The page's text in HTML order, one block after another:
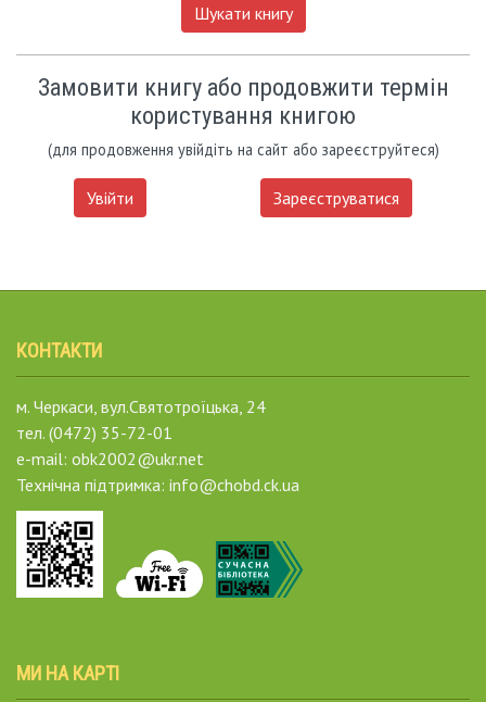
Шукати книгу
Замовити книгу або продовжити термін
користування книгою
(для продовження увійдіть на сайт або зареєструйтеся)
Увійти Зареєструватися
КОНТАКТИ
м. Черкаси, вул.Святотроїцька, 24
тел. (0472) 35-72-01
e-mail: obk2002@ukr.net
Технічна підтримка: info@chobd.ck.ua
МИ НА КАРТІ